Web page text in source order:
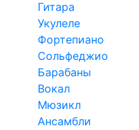
Гитара
Укулеле
Фортепиано
Сольфеджио
Барабаны
Вокал
Мюзикл
Ансамбли